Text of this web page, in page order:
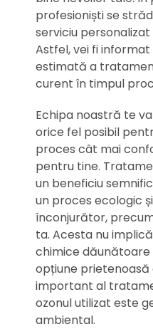
profesioniști se
serviciu
Astfel, vei fi
estimată a
curent în timpul
Echipa noastră te
orice fel posibil
proces cât mai
pentru tine.
un beneficiu
un proces ecologic
înconjurător,
ta. Acesta nu
chimice dăunătoare
opțiune prietenoasă
important al
ozonul utilizat este
ambiental.